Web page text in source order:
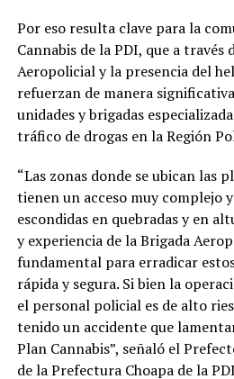
Por eso resulta clave para la
Cannabis de la PDI, que a través
Aeropolicial y la presencia del
refuerzan de manera
unidades y brigadas
tráfico de drogas en la Región
“Las zonas donde se ubican las
tienen un acceso muy complejo
escondidas en quebradas y en
y experiencia de la Brigada
fundamental para erradicar
rápida y segura. Si bien la
el personal policial es de alto
tenido un accidente que
Plan Cannabis”, señaló el
de la Prefectura Choapa de la